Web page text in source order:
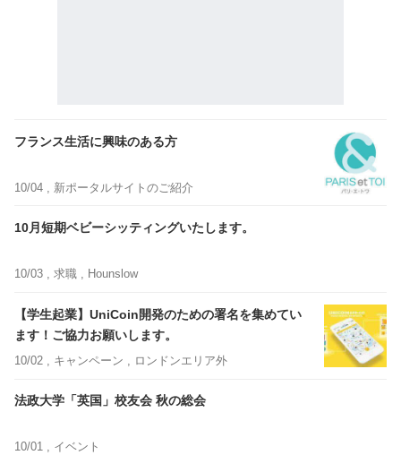
フランス生活に興味のある方
10/04 , 新ポータルサイトのご紹介
10月短期ベビーシッティングいたします。
10/03 , 求職 , Hounslow
【学生起業】UniCoin開発のための署名を集めてい
ます！ご協力お願いします。
10/02 , キャンペーン , ロンドンエリア外
法政大学「英国」校友会 秋の総会
10/01 , イベント